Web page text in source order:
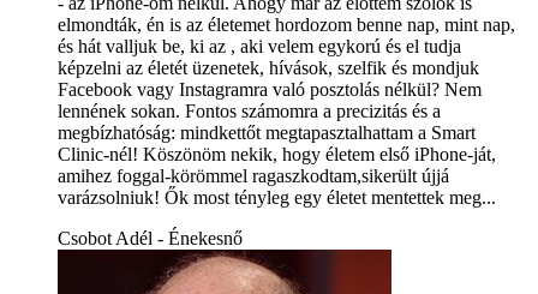
elmondták, én is az életemet hordozom benne nap, mint nap,
és hát valljuk be, ki az , aki velem egykorú és el tudja
képzelni az életét üzenetek, hívások, szelfik és mondjuk
Facebook vagy Instagramra való posztolás nélkül? Nem
lennének sokan. Fontos számomra a precizitás és a
megbízhatóság: mindkettőt megtapasztalhattam a Smart
Clinic-nél! Köszönöm nekik, hogy életem első iPhone-ját,
amihez foggal-körömmel ragaszkodtam,sikerült újjá
varázsolniuk! Ők most tényleg egy életet mentettek meg...
Csobot Adél - Énekesnő